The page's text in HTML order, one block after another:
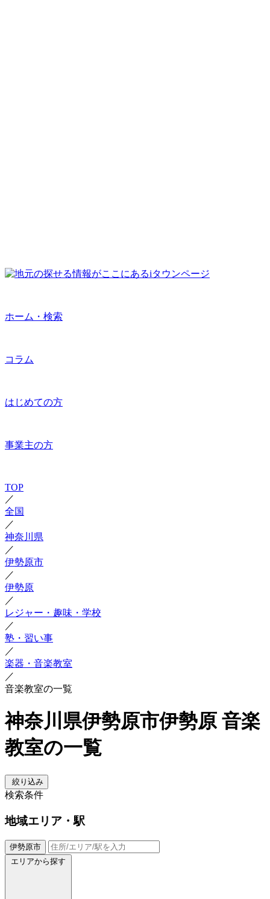
ホーム・検索
コラム
はじめての方
事業主の方
TOP
／
全国
／
神奈川県
／
伊勢原市
／
伊勢原
／
レジャー・趣味・学校
／
塾・習い事
／
楽器・音楽教室
／
音楽教室の一覧
神奈川県伊勢原市伊勢原 音楽
教室の一覧
絞り込み
検索条件
地域エリア・駅
伊勢原市
エリアから探す